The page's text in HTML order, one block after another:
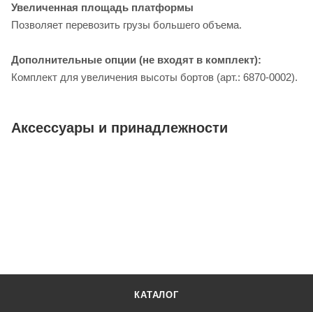
Увеличенная площадь платформы
Позволяет перевозить грузы большего объема.
Дополнительные опции (не входят в комплект):
Комплект для увеличения высоты бортов (арт.: 6870-0002).
Аксессуары и принадлежности
КАТАЛОГ